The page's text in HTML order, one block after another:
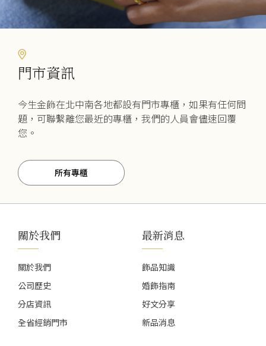
門市資訊
今生金飾在北中南各地都設有門市專櫃，如果有任何問
題，可聯繫離您最近的專櫃，我們的人員會儘速回覆
您。
所有專櫃
關於我們
關於我們
公司歷史
分店資訊
全省經銷門市
最新消息
飾品知識
婚飾指南
好文分享
新品消息